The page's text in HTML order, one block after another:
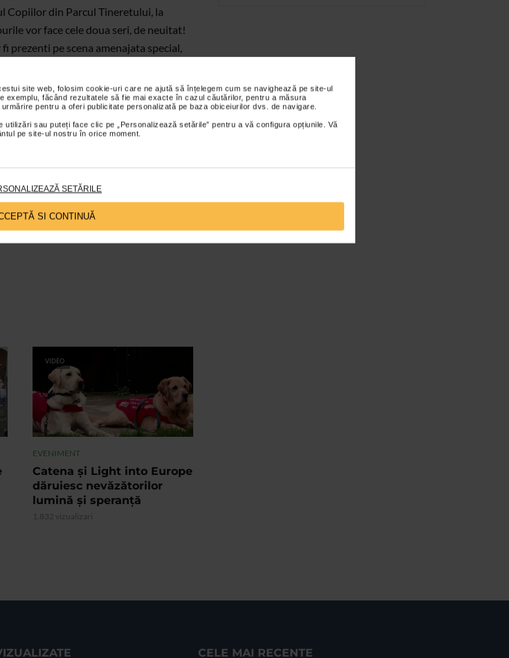
site web, folosim cookie-uri care ne ajută să înțelegem cum se navighează pe site-ul
făcând rezultatele să fie mai exacte în cazul căutărilor, pentru a măsura
pentru a oferi publicitate personalizată pe baza obiceiurilor dvs. de navigare.
sau puteți face clic pe „Personalizează setările” pentru a vă configura opțiunile. Vă
pe site-ul nostru în orice moment.
SETĂRILE
SI CONTINUĂ
Copiilor din Parcul Tineretului, la
vor face cele doua seri, de neuitat!
prezenti pe scena amenajata special,
Datcu, Aneta Stan, Florin Vasilica
si Marius Zorila, Romeo Zaharia si
iar cei mai talentati dintre spectatori
si Varu Sandel.
VIDEO
EVENIMENT
Catena și Light into Europe
dăruiesc nevăzătorilor
lumină și speranță
1.832 vizualizari
CELE MAI RECENTE